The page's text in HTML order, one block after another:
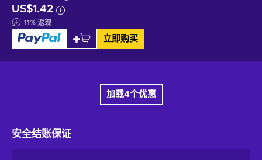
US$1.42
11% 返现
立即购买
加载4个优惠
安全结账保证